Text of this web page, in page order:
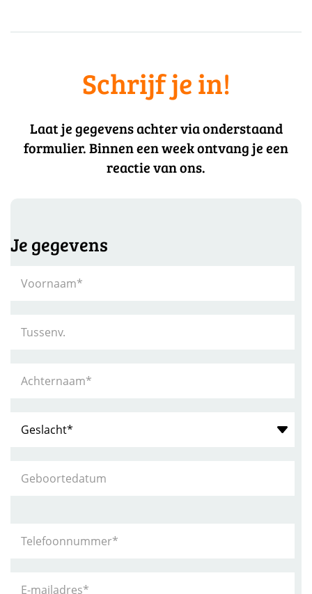
Schrijf je in!
Laat je gegevens achter via onderstaand
formulier. Binnen een week ontvang je een
reactie van ons.
Je gegevens